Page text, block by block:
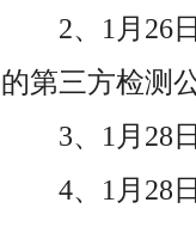
2、1月26
的第三方检测
3、1月28
4、1月28